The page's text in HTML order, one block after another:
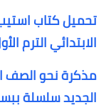
الابتدائي الترم
مذكرة نحو الصف
الجديد سلسلة